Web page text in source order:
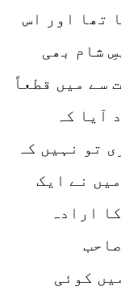
تھا اور اس
شام بھی
سے میں قطعاً
آیا کہ
تو نہیں کہ
نے ایک
ارادہ
کوئی